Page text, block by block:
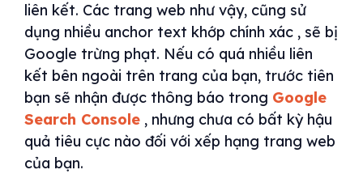
liên kết. Các trang web như vậy, cũng sử
dụng nhiều anchor text khớp chính xác , sẽ bị
Google trừng phạt. Nếu có quá nhiều liên
kết bên ngoài trên trang của bạn, trước tiên
bạn sẽ nhận được thông báo trong Google
Search Console , nhưng chưa có bất kỳ hậu
quả tiêu cực nào đối với xếp hạng trang web
của bạn.